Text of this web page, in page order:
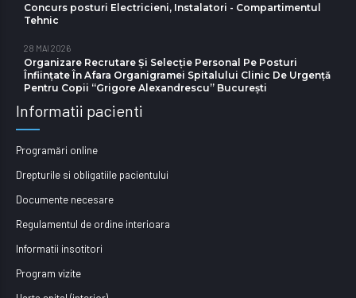
Concurs posturi Electricieni, Instalatori - Compartimentul
Tehnic
28 MAI 2026
Organizare Recrutare Și Selecție Personal Pe Posturi
Înființate În Afara Organigramei Spitalului Clinic De Urgență
Pentru Copii “Grigore Alexandrescu” Bucureşti
Informatii pacienti
Programări online
Drepturile si obligatiile pacientului
Documente necesare
Regulamentul de ordine interioara
Informatii insotitori
Program vizite